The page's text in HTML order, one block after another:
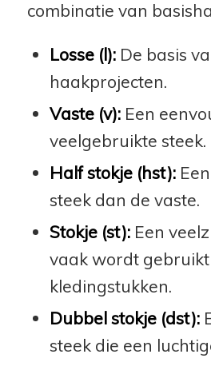
combinatie van
Losse (l):De basis
haakprojecten.
Vaste (v):Een
veelgebruikte steek.
Half stokje (hst):
steek dan de vaste.
Stokje (st):Een
vaak wordt
kledingstukken.
Dubbel stokje (dst):
steek die een